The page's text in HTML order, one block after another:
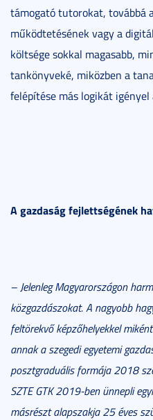
támogató tutorokat, továbbá
működtetésének vagy a
költsége sokkal magasabb,
tankönyveké, miközben a
felépítése más logikát
A gazdaság fejlettségének
– Jelenleg Magyarországon
közgazdászokat. A nagyobb
feltörekvő képzőhelyekkel
annak a szegedi egyetemi
posztgraduális formája 2018
SZTE GTK 2019-ben ünnepli
másrészt alapszakja 25 éves